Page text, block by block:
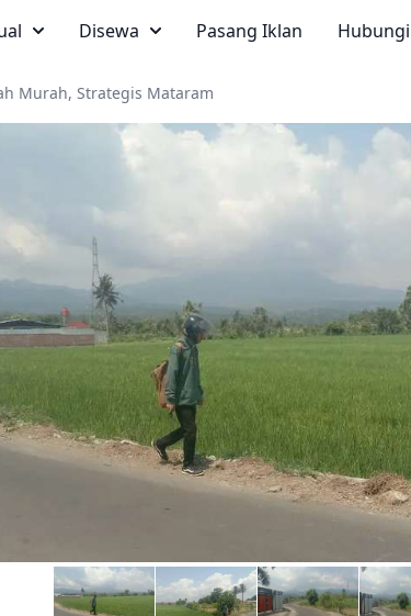
Disewa Pasang Iklan Hubungi
Murah, Strategis Mataram